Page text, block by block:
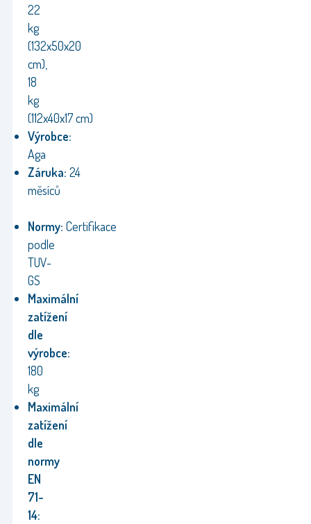
22
kg
(132x50x20
cm),
18
kg
(112x40x17 cm)
Výrobce:
Aga
Záruka: 24
měsíců
Normy: Certifikace
podle
TUV-
GS
Maximální
zatížení
dle
výrobce:
180
kg
Maximální
zatížení
dle
normy
EN
71-
14: